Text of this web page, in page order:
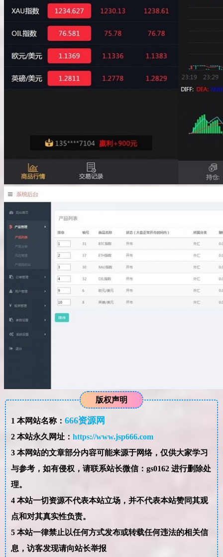
版权声明
1 本网站名称： 666资源网
2本站永久网址： https://www.jsp666.com
3本网站的文章部分内容可能来源于网络，仅供大家学习
与参考，如有侵权，请联系站长微信：gs0162 进行删除处
理。
4本站一切资源不代表本站立场，并不代表本站赞同其观
点和对其真实性负责。
5本站一律禁止以任何方式发布或转载任何违法的相关信
息，访客发现请向站长举报